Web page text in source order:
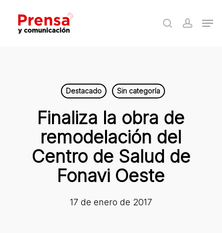
main
search
Destacado Sin categoría
Finaliza la obra de
remodelación del
Centro de Salud de
Fonavi Oeste
17 de enero de 2017